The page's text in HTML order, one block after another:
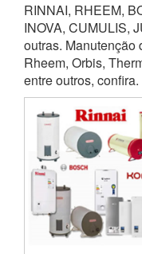
RINNAI, RHEEM,
INOVA, CUMULIS,
outras. Manutenção
Rheem, Orbis,
entre outros, confira.